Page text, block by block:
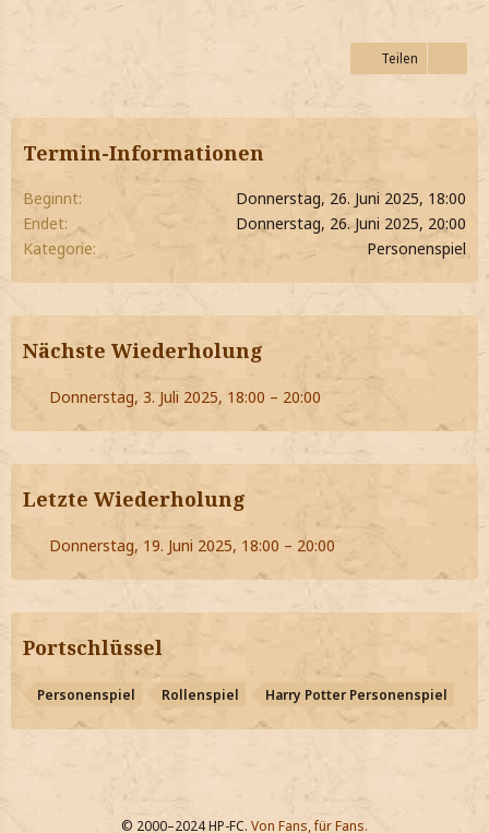
Teilen
Termin-Informationen
Beginnt
Donnerstag, 26. Juni 2025, 18:00
Endet
Donnerstag, 26. Juni 2025, 20:00
Kategorie
Personenspiel
Nächste Wiederholung
Donnerstag, 3. Juli 2025, 18:00 – 20:00
Letzte Wiederholung
Donnerstag, 19. Juni 2025, 18:00 – 20:00
Portschlüssel
Personenspiel Rollenspiel Harry Potter Personenspiel
© 2000–2024 HP-FC. Von Fans, für Fans.